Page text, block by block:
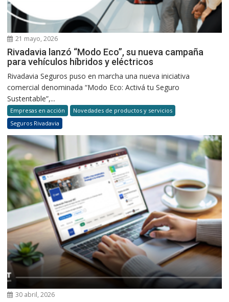
21 mayo, 2026
Rivadavia lanzó “Modo Eco”, su nueva campaña
para vehículos híbridos y eléctricos
Rivadavia Seguros puso en marcha una nueva iniciativa
comercial denominada “Modo Eco: Activá tu Seguro
Sustentable”,...
Empresas en acción
Novedades de productos y servicios
Seguros Rivadavia
30 abril, 2026